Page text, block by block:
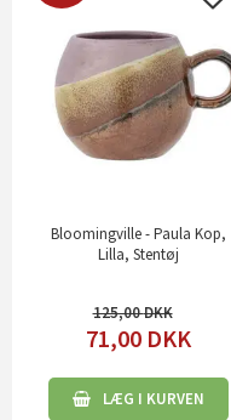
Bloomingville - Paula Kop,
Lilla, Stentøj
125,00
71,00 DKK
LÆG I KURVEN